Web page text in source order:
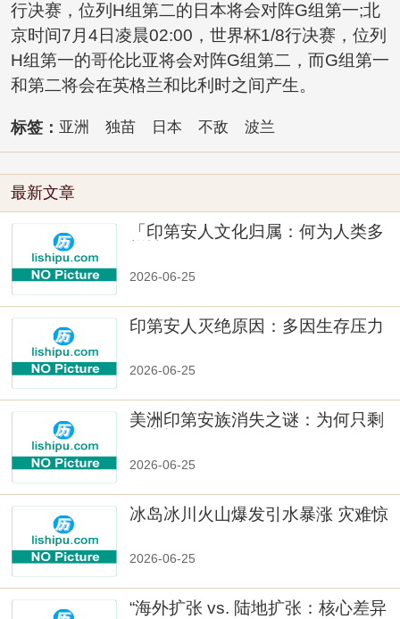
行决赛，位列H组第二的日本将会对阵G组第一;北
京时间7月4日凌晨02:00，世界杯1/8行决赛，位列
H组第一的哥伦比亚将会对阵G组第二，而G组第一
和第二将会在英格兰和比利时之间产生。
标签： 亚洲 独苗 日本 不敌 波兰
最新文章
「印第安人文化归属：何为人类多
2026-06-25
印第安人灭绝原因：多因生存压力
2026-06-25
美洲印第安族消失之谜：为何只剩
2026-06-25
冰岛冰川火山爆发引水暴涨 灾难惊
2026-06-25
“海外扩张 vs. 陆地扩张：核心差异